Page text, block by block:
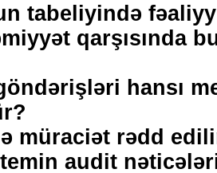
tabeliyində
qarşısında
hansı
müraciət rədd
audit